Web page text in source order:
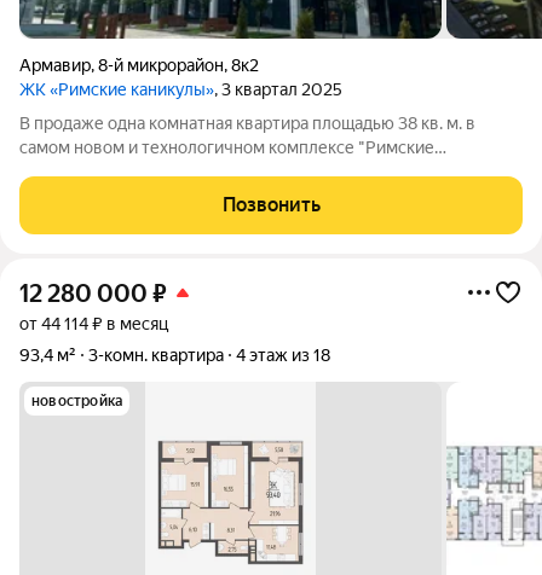
Армавир,8-й микрорайон,8к2
ЖК «Римские каникулы», 3 квартал 2025
В продаже одна комнатная квартира площадью 38 кв. м. в
самом новом и технологичном комплексе "Римские
Северный. Хотите купить квартиру Читайте ниже:
характеристики объекта: -10 этаж с красивым видом из
Позвонить
12 280 000 ₽
от 44 114 ₽ в месяц
93,4 м²
3-комн. квартира 4 этаж из 18
новостройка